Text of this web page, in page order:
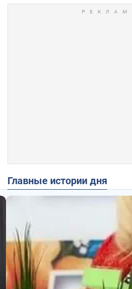
Главные истории дня